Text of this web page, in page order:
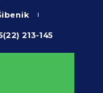
213-145